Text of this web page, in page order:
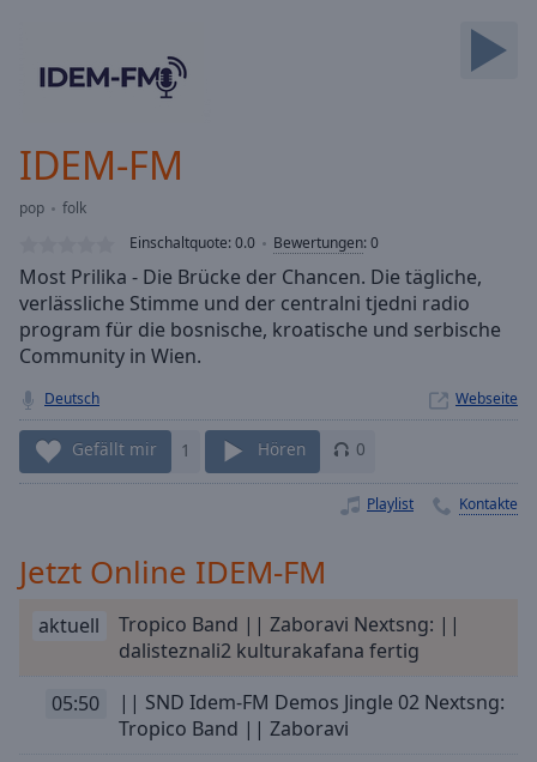
Mute
Loaded:
Stream
TypeLIVE
Seek to
live,
currently
live LIVE
Remaining
Time-
Rate
Chapters
Chapters
Descriptions
IDEM-FM
pop
folk
Einschaltquote:0.0 Bewertungen:0
Most Prilika - Die Brücke der Chancen. Die tägliche,
verlässliche Stimme und der centralni tjedni radio
program für die bosnische, kroatische und serbische
Community in Wien.
Deutsch Webseite
Gefällt mir 1 Hören 0
Playlist Kontakte
Jetzt Online IDEM-FM
aktuell
Tropico Band || Zaboravi Nextsng: ||
dalisteznali2 kulturakafana fertig
05:50
|| SND Idem-FM Demos Jingle 02 Nextsng:
Tropico Band || Zaboravi